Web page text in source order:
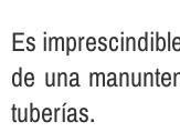
Es
de una
tuberí­as.